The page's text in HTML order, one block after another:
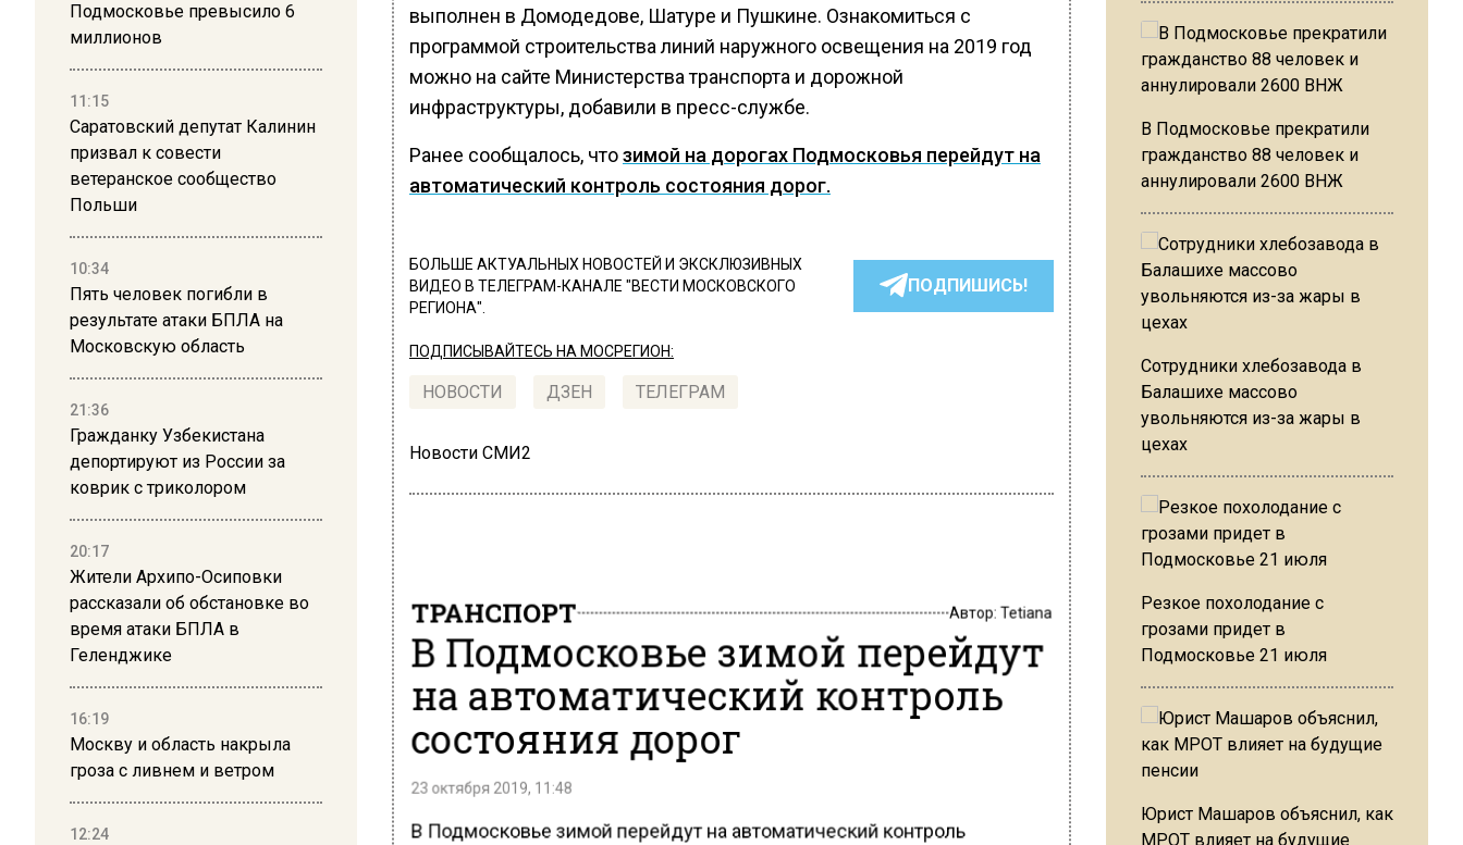
Подмосковье превысило 6
миллионов
11:15
Саратовский депутат Калинин
призвал к совести
ветеранское сообщество
Польши
10:34
Пять человек погибли в
результате атаки БПЛА на
Московскую область
21:36
Гражданку Узбекистана
депортируют из России за
коврик с триколором
20:17
Жители Архипо-Осиповки
рассказали об обстановке во
время атаки БПЛА в
Геленджике
16:19
Москву и область накрыла
гроза с ливнем и ветром
12:24
выполнен в Домодедове, Шатуре и Пушкине. Ознакомиться с
программой строительства линий наружного освещения на 2019 год
можно на сайте Министерства транспорта и дорожной
инфраструктуры, добавили в пресс-службе.
Ранее сообщалось, чтозимой на дорогах Подмосковья перейдут на
автоматический контроль состояния дорог.
БОЛЬШЕ АКТУАЛЬНЫХ НОВОСТЕЙ И ЭКСКЛЮЗИВНЫХ
ВИДЕО В ТЕЛЕГРАМ-КАНАЛЕ "ВЕСТИ МОСКОВСКОГО
РЕГИОНА".
ПОДПИШИСЬ!
ПОДПИСЫВАЙТЕСЬ НА МОСРЕГИОН:
НОВОСТИ ДЗЕН ТЕЛЕГРАМ
Новости СМИ2
ТРАНСПОРТ Автор:Tetiana
В Подмосковье зимой перейдут
на автоматический контроль
состояния дорог
23 октября 2019, 11:48
В Подмосковье зимой перейдут на автоматический контроль
В Подмосковье прекратили
гражданство 88 человек и
аннулировали 2600 ВНЖ
Сотрудники хлебозавода в
Балашихе массово
увольняются из-за жары в
цехах
Резкое похолодание с
грозами придет в
Подмосковье 21 июля
Юрист Машаров объяснил, как
МРОТ влияет на будущие